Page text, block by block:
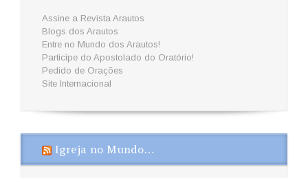
Assine a Revista Arautos
Blogs dos Arautos
Entre no Mundo dos Arautos!
Participe do Apostolado do Oratório!
Pedido de Orações
Site Internacional
Igreja no Mundo…